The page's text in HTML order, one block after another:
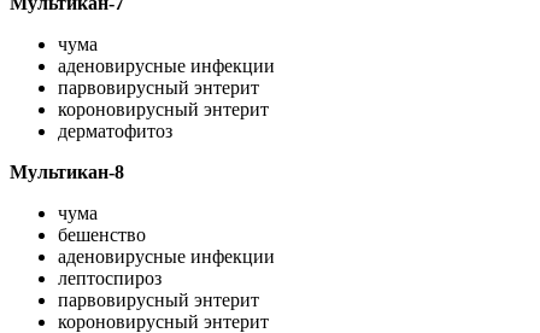
чума
аденовирусные инфекции
парвовирусный энтерит
короновирусный энтерит
дерматофитоз
Мультикан-8
чума
бешенство
аденовирусные инфекции
лептоспироз
парвовирусный энтерит
короновирусный энтерит